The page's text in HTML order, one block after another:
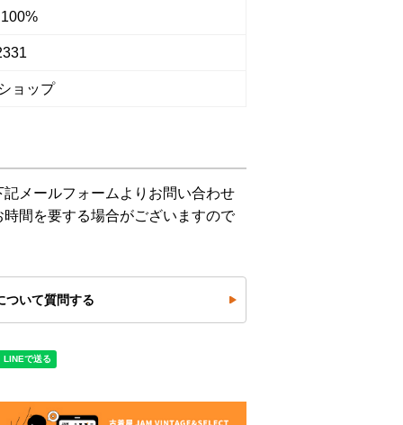
ョップ
メールフォームよりお問い合わせ
間を要する場合がございますので
ついて質問する